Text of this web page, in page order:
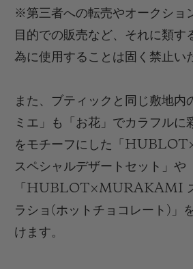
※第三者への転売やオークショ
目的での販売など、それに類す
為に使用することは固く禁止い
また、ブティックと同じ敷地内
ミエ 」も「お花」でカラフルに
をモチーフにした「 HUBLOT
スペシャルデザートセット」や
「 HUBLOT×MURAKAMI
ラショ (ホットチョコレート ) 」
けます。